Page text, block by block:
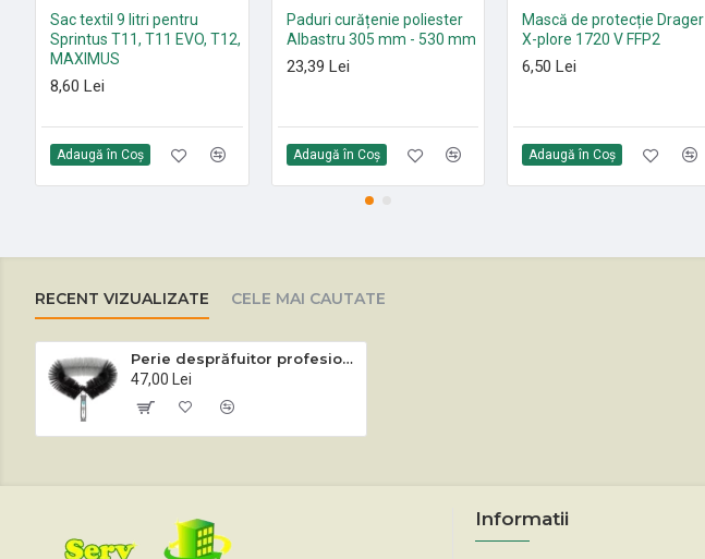
Sac textil 9 litri pentru
Sprintus T11, T11 EVO, T12,
MAXIMUS
8,60 Lei
Adaugă în Coş
Paduri curățenie poliester
Albastru 305 mm - 530 mm
23,39 Lei
Adaugă în Coş
Mască de protecție Drager
X-plore 1720 V FFP2
6,50 Lei
Adaugă în Coş
RECENT VIZUALIZATE CELE MAI CAUTATE
Perie desprăfuitor profesional pereți
47,00 Lei
Informatii